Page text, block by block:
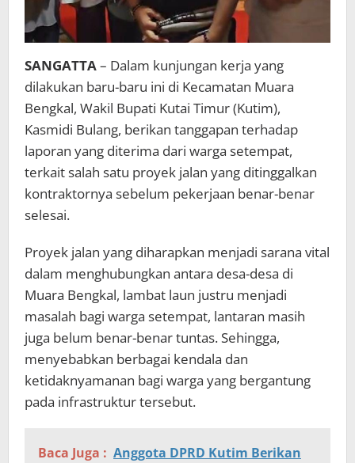
SANGATTA– Dalam kunjungan kerja yang
dilakukan baru-baru ini di Kecamatan Muara
Bengkal, Wakil Bupati Kutai Timur (Kutim),
Kasmidi Bulang, berikan tanggapan terhadap
laporan yang diterima dari warga setempat,
terkait salah satu proyek jalan yang ditinggalkan
kontraktornya sebelum pekerjaan benar-benar
selesai.
Proyek jalan yang diharapkan menjadi sarana vital
dalam menghubungkan antara desa-desa di
Muara Bengkal, lambat laun justru menjadi
masalah bagi warga setempat, lantaran masih
juga belum benar-benar tuntas. Sehingga,
menyebabkan berbagai kendala dan
ketidaknyamanan bagi warga yang bergantung
pada infrastruktur tersebut.
Baca Juga : Anggota DPRD Kutim Berikan